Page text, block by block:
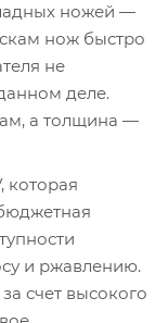
ножей —
нож быстро
не
деле.
а толщина —
которая
и ржавлению.
счет высокого